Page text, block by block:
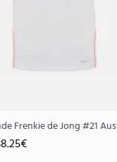
Frenkie de Jong #21